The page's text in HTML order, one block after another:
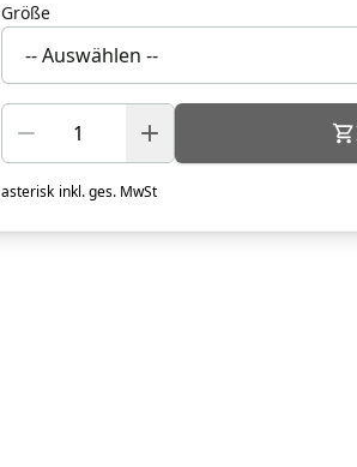
Größe
asterisk inkl. ges. MwSt